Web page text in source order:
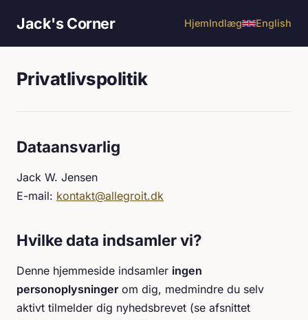
Jack's Corner HjemIndlæg English
Privatlivspolitik
Dataansvarlig
Jack W. Jensen
E-mail: kontakt@allegroit.dk
Hvilke data indsamler vi?
Denne hjemmeside indsamler ingen
personoplysningerom dig, medmindre du selv
aktivt tilmelder dig nyhedsbrevet (se afsnittet